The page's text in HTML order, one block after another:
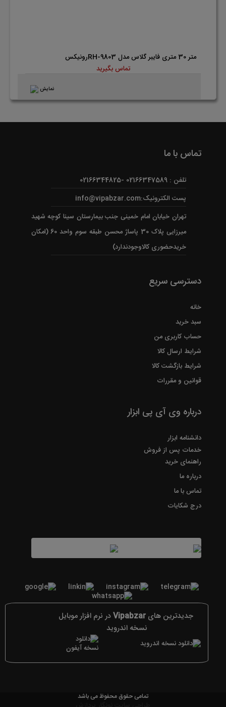
متر 30 متری فایبر گلاس مدل RH-9803رونیکس
تماس بگیرید
نمایش
تماس با ما
تلفن : 02166347589 -02166344825
پست الکترونیک:info@vipabzar.com
تهران خیابان امام خمینی جنب بیمارستان سینا کوچه شهید
میرزایی پلاک 30 پاساژ محسن طبقه سوم واحد 60 (امکان
خریدحضوری کالاوجودندارد)
دسترسی سریع
خانه
سبد خرید
حساب کاربری من
شرایط ارسال کالا
شرایط بازگشت کالا
قوانین و مقررات
درباره وی آی پی ابزار
دانشنامه ابزار
خدمات پس از فروش
راهنمای خرید
درباره ما
تماس با ما
درج شکایات
جدیدترین هایVipabzarدر نرم افزار موبایل
نسخه اندروید
تمامی حقوق محفوظ می باشد